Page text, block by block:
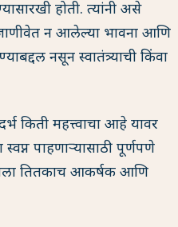
होती. त्यांनी असे
न आलेल्या भावना आणि
नसून स्वातंत्र्याची किंवा
किती महत्त्वाचा आहे यावर
पाहणाऱ्यासाठी पूर्णपणे
तितकाच आकर्षक आणि